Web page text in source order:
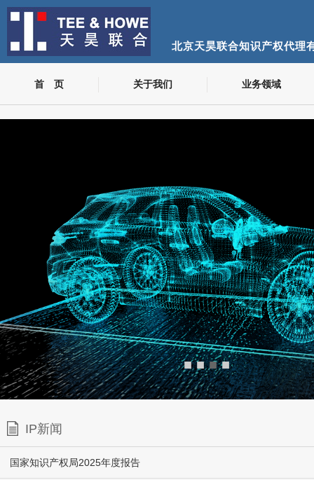
北京天昊联合知识产权代理
首 页 关于我们 业务领域
■ ■ ■ ■
IP新闻
国家知识产权局2025年度报告